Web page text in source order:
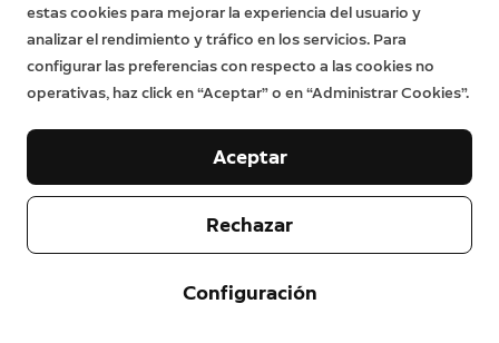
estas cookies para mejorar la experiencia del usuario y
analizar el rendimiento y tráfico en los servicios. Para
configurar las preferencias con respecto a las cookies no
operativas, haz click en “Aceptar” o en “Administrar Cookies”.
Configuración
Rechazar
Aceptar